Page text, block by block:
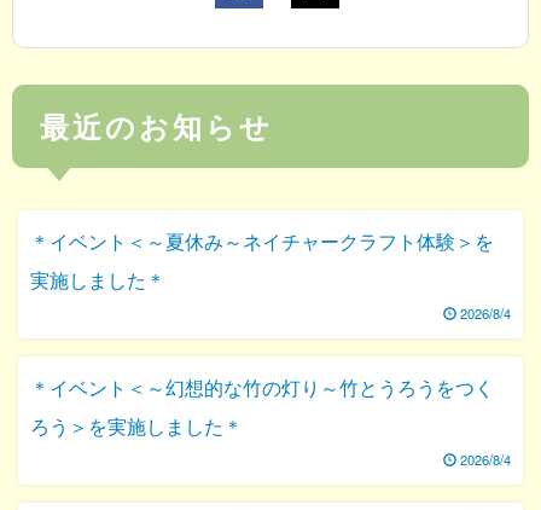
最近のお知らせ
＊イベント＜～夏休み～ネイチャークラフト体験＞を
実施しました＊
2026/8/4
＊イベント＜～幻想的な竹の灯り～竹とうろうをつく
ろう＞を実施しました＊
2026/8/4